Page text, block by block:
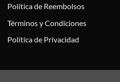
Política de Reembolsos
Términos y Condiciones
Política de Privacidad